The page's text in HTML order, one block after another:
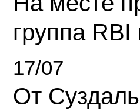
группа
17/07
От